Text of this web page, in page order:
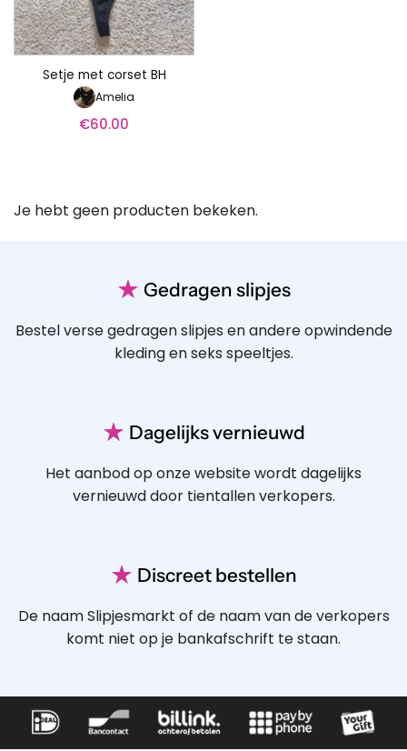
Setje met corset BH
Amelia
€60.00
Je hebt geen producten bekeken.
★ Gedragen slipjes
Bestel verse gedragen slipjes en andere opwindende
kleding en seks speeltjes.
★ Dagelijks vernieuwd
Het aanbod op onze website wordt dagelijks
vernieuwd door tientallen verkopers.
★ Discreet bestellen
De naam Slipjesmarkt of de naam van de verkopers
komt niet op je bankafschrift te staan.